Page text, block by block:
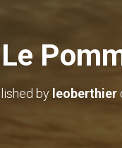
Le
by leoberthier